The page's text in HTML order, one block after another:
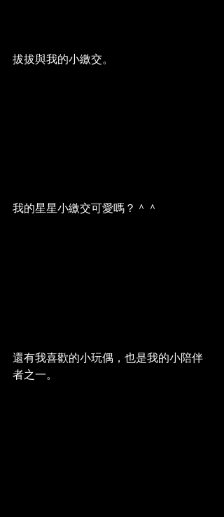
拔拔與我的小繳交。
我的星星小繳交可愛嗎？＾＾
還有我喜歡的小玩偶，也是我的小陪伴
者之一。